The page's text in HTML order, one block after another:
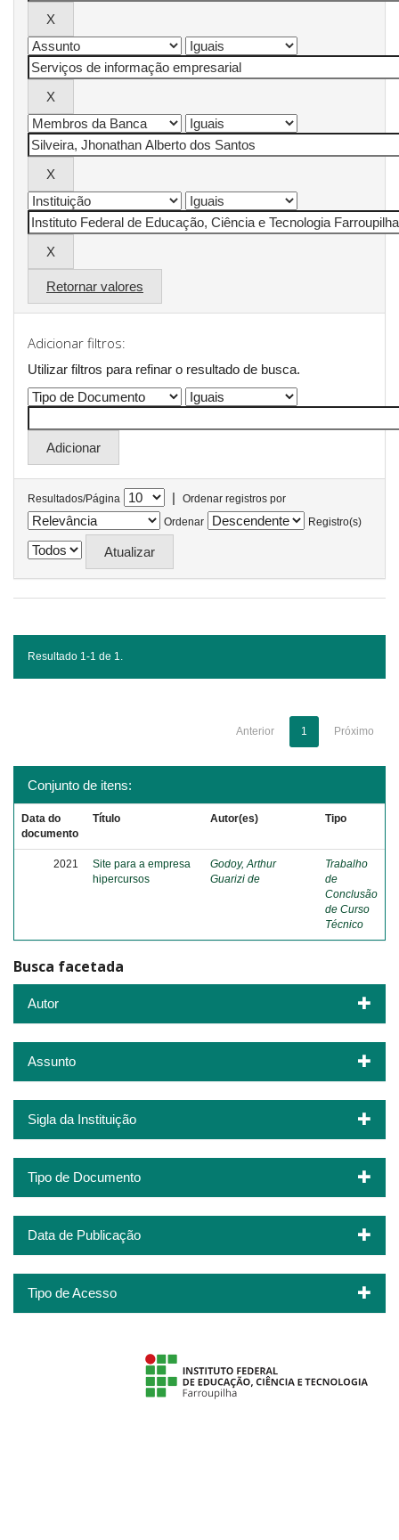
Retornar valores
Adicionar filtros:
Utilizar filtros para refinar o resultado de busca.
Resultados/Página |
Ordenar registros por
Ordenar
Registro(s)
Resultado 1-1 de 1.
Anterior 1 Próximo
Conjunto de itens:
Data do
documento
Título Autor(es) Tipo
2021
Site para a empresa
hipercursos
Godoy, Arthur
Guarizi de
Trabalho
de
Conclusão
de Curso
Técnico
Busca facetada
Autor
Assunto
Sigla da Instituição
Tipo de Documento
Data de Publicação
Tipo de Acesso